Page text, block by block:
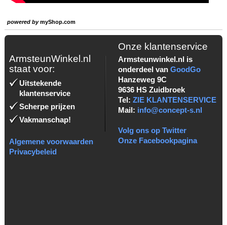
powered bymyShop.com
ArmsteunWinkel.nl
staat voor:
Uitstekende
klantenservice
Scherpe prijzen
Vakmanschap!
Algemene voorwaarden
Privacybeleid
Onze klantenservice
Armsteunwinkel.nl is
onderdeel van GoodGo
Hanzeweg 9C
9636 HS Zuidbroek
Tel: ZIE KLANTENSERVICE
Mail: info@concept-s.nl
Volg ons op Twitter
Onze Facebookpagina